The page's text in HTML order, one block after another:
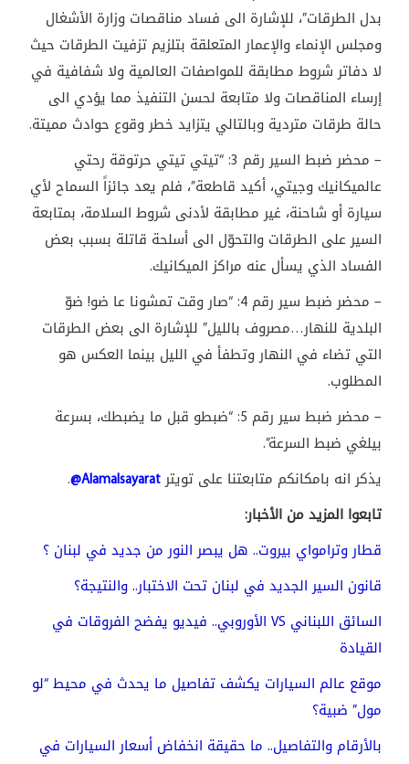
بدل الطرقات”، للإشارة الى فساد مناقصات وزارة الأشغال
ومجلس الإنماء والإعمار المتعلقة بتلزيم تزفيت الطرقات حيث
لا دفاتر شروط مطابقة للمواصفات العالمية ولا شفافية في
إرساء المناقصات ولا متابعة لحسن التنفيذ مما يؤدي الى
حالة طرقات متردية وبالتالي يتزايد خطر وقوع حوادث مميتة.
– محضر ضبط السير رقم 3: “تيتي تيتي حرتوقة رحتي
عالميكانيك وجيتي، أكيد قاطعة”، فلم يعد جائزاً السماح لأي
سيارة أو شاحنة، غير مطابقة لأدنى شروط السلامة، بمتابعة
السير على الطرقات والتحوّل الى أسلحة قاتلة بسبب بعض
الفساد الذي يسأل عنه مراكز الميكانيك.
– محضر ضبط سير رقم 4: “صار وقت تمشونا عا ضو! ضوّ
البلدية للنهار…مصروف بالليل” للإشارة الى بعض الطرقات
التي تضاء في النهار وتطفأ في الليل بينما العكس هو
المطلوب.
– محضر ضبط سير رقم 5: “ضبطو قبل ما يضبطك، بسرعة
بيلغي ضبط السرعة”.
يذكر انه بامكانكم متابعتنا على تويتر@Alamalsayarat
.
تابعوا المزيد من الأخبار:
قطار وترامواي بيروت.. هل يبصر النور من جديد في لبنان ؟
قانون السير الجديد في لبنان تحت الاختبار.. والنتيجة؟
السائق اللبناني VS الأوروبي.. فيديو يفضح الفروقات في
القيادة
موقع عالم السيارات يكشف تفاصيل ما يحدث في محيط “لو
مول” ضبية؟
بالأرقام والتفاصيل.. ما حقيقة انخفاض أسعار السيارات في